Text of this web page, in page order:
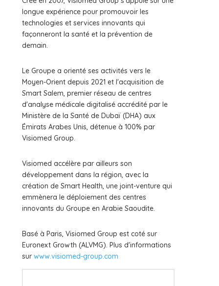
longue expérience pour promouvoir les
technologies et services innovants qui
façonneront la santé et la prévention de
demain.
Le Groupe a orienté ses activités vers le
Moyen-Orient depuis 2021 et l'acquisition de
Smart Salem, premier réseau de centres
d'analyse médicale digitalisé accrédité par le
Ministère de la Santé de Dubaï (DHA) aux
Émirats Arabes Unis, détenue à 100% par
Visiomed Group.
Visiomed accélère par ailleurs son
développement dans la région, avec la
création de Smart Health, une joint-venture qui
emmènera le déploiement des centres
innovants du Groupe en Arabie Saoudite.
Basé à Paris, Visiomed Group est coté sur
Euronext Growth (ALVMG). Plus d'informations
sur www.visiomed-group.com